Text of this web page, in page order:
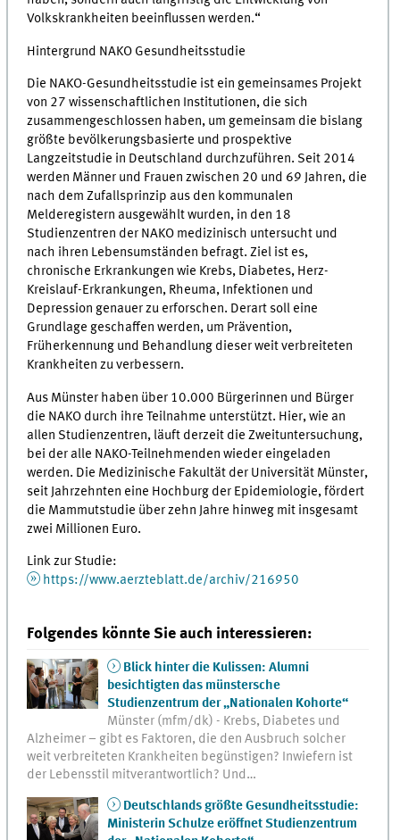
Volkskrankheiten beeinflussen werden.“
Hintergrund NAKO Gesundheitsstudie
Die NAKO-Gesundheitsstudie ist ein gemeinsames Projekt
von 27 wissenschaftlichen Institutionen, die sich
zusammengeschlossen haben, um gemeinsam die bislang
größte bevölkerungsbasierte und prospektive
Langzeitstudie in Deutschland durchzuführen. Seit 2014
werden Männer und Frauen zwischen 20 und 69 Jahren, die
nach dem Zufallsprinzip aus den kommunalen
Melderegistern ausgewählt wurden, in den 18
Studienzentren der NAKO medizinisch untersucht und
nach ihren Lebensumständen befragt. Ziel ist es,
chronische Erkrankungen wie Krebs, Diabetes, Herz-
Kreislauf-Erkrankungen, Rheuma, Infektionen und
Depression genauer zu erforschen. Derart soll eine
Grundlage geschaffen werden, um Prävention,
Früherkennung und Behandlung dieser weit verbreiteten
Krankheiten zu verbessern.
Aus Münster haben über 10.000 Bürgerinnen und Bürger
die NAKO durch ihre Teilnahme unterstützt. Hier, wie an
allen Studienzentren, läuft derzeit die Zweituntersuchung,
bei der alle NAKO-Teilnehmenden wieder eingeladen
werden. Die Medizinische Fakultät der Universität Münster,
seit Jahrzehnten eine Hochburg der Epidemiologie, fördert
die Mammutstudie über zehn Jahre hinweg mit insgesamt
zwei Millionen Euro.
Link zur Studie:
https://www.aerzteblatt.de/archiv/216950
Folgendes könnte Sie auch interessieren:
Blick hinter die Kulissen: Alumni
besichtigten das münstersche
Studienzentrum der „Nationalen Kohorte“
Münster (mfm/dk) - Krebs, Diabetes und
Alzheimer – gibt es Faktoren, die den Ausbruch solcher
weit verbreiteten Krankheiten begünstigen? Inwiefern ist
der Lebensstil mitverantwortlich? Und…
Deutschlands größte Gesundheitsstudie:
Ministerin Schulze eröffnet Studienzentrum